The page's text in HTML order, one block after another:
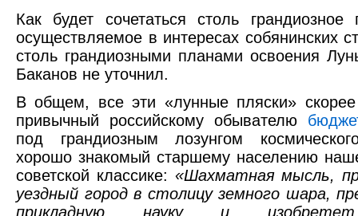
Как будет сочетаться столь грандиозное
осуществляемое в интересах собянинских
столь грандиозными планами освоения
Баканов не уточнил.
В общем, все эти «лунные пляски»
привычный российскому обывателю
под грандиозным лозунгом
хорошо знакомый старшему населению
советской классике: «Шахматная мысль,
уездный город в столицу земного шара,
прикладную науку и